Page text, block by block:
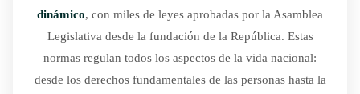
dinámico, con miles de leyes aprobadas por la Asamblea
Legislativa desde la fundación de la República. Estas
normas regulan todos los aspectos de la vida nacional:
desde los derechos fundamentales de las personas hasta la